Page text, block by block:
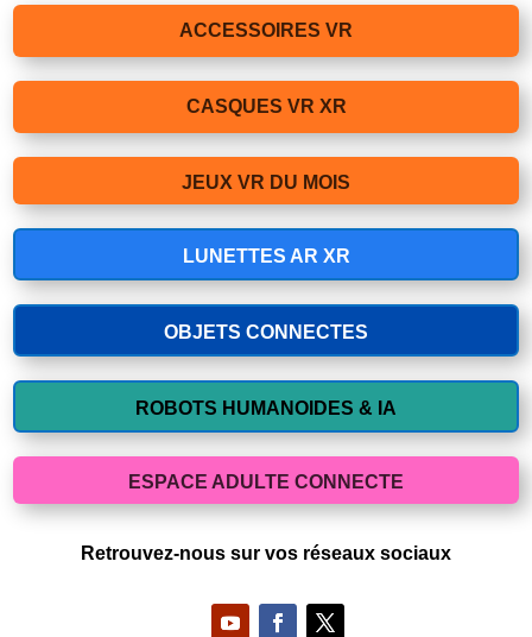
ACCESSOIRES VR
CASQUES VR XR
JEUX VR DU MOIS
LUNETTES AR XR
OBJETS CONNECTES
ROBOTS HUMANOIDES & IA
ESPACE ADULTE CONNECTE
Retrouvez-nous sur vos réseaux sociaux